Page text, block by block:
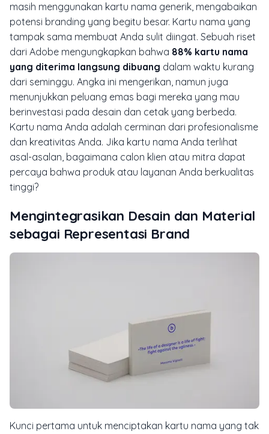
masih menggunakan kartu nama generik, mengabaikan
potensi branding yang begitu besar. Kartu nama yang
tampak sama membuat Anda sulit diingat. Sebuah riset
dari Adobe mengungkapkan bahwa 88% kartu nama
yang diterima langsung dibuang dalam waktu kurang
dari seminggu. Angka ini mengerikan, namun juga
menunjukkan peluang emas bagi mereka yang mau
berinvestasi pada desain dan cetak yang berbeda.
Kartu nama Anda adalah cerminan dari profesionalisme
dan kreativitas Anda. Jika kartu nama Anda terlihat
asal-asalan, bagaimana calon klien atau mitra dapat
percaya bahwa produk atau layanan Anda berkualitas
tinggi?
Mengintegrasikan Desain dan Material
sebagai Representasi Brand
Kunci pertama untuk menciptakan kartu nama yang tak